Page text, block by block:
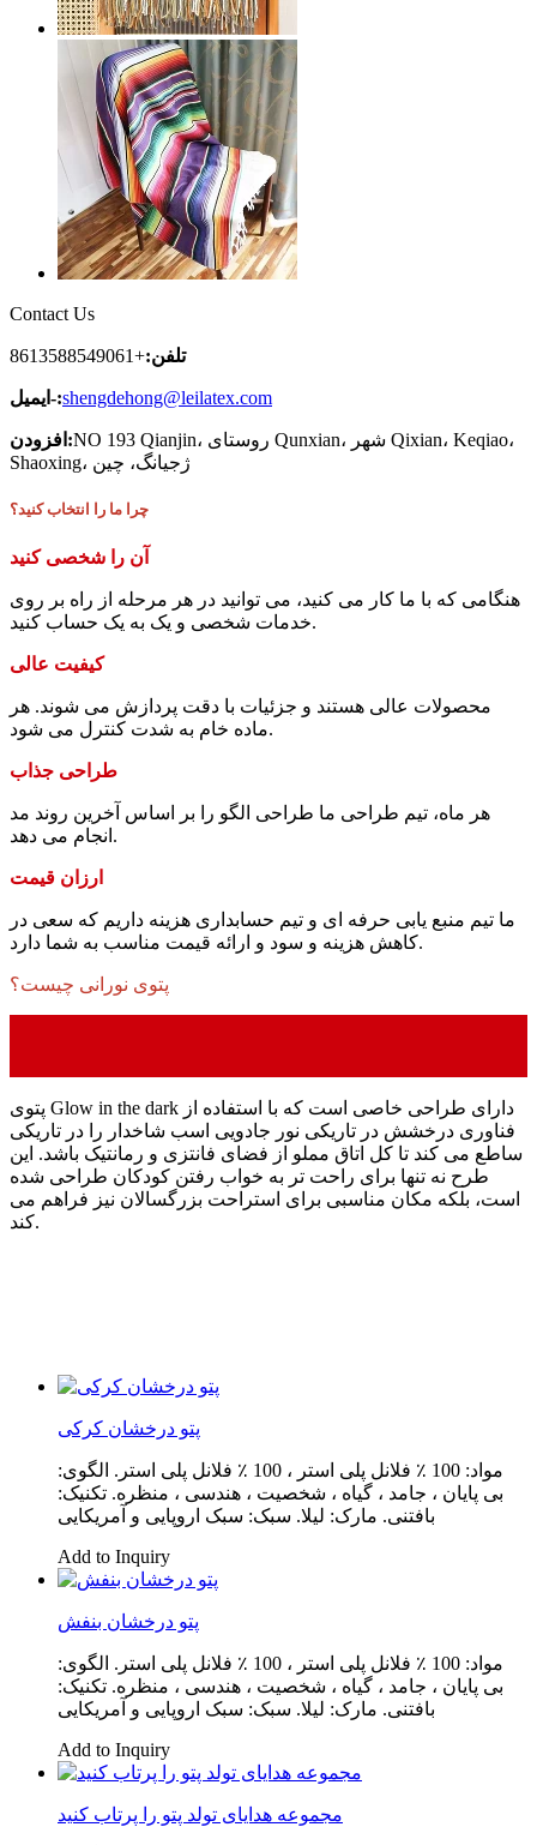
Contact Us
تلفن:+8613588549061
ایمیل-:shengdehong@leilatex.com
افزودن:NO 193 Qianjin، روستای Qunxian، شهر Qixian، Keqiao،
Shaoxing، ژجیانگ، چین
چرا ما را انتخاب کنید؟
آن را شخصی کنید
هنگامی که با ما کار می کنید، می توانید در هر مرحله از راه بر روی
خدمات شخصی و یک به یک حساب کنید.
کیفیت عالی
محصولات عالی هستند و جزئیات با دقت پردازش می شوند. هر
ماده خام به شدت کنترل می شود.
طراحی جذاب
هر ماه، تیم طراحی ما طراحی الگو را بر اساس آخرین روند مد
انجام می دهد.
ارزان قیمت
ما تیم منبع یابی حرفه ای و تیم حسابداری هزینه داریم که سعی در
کاهش هزینه و سود و ارائه قیمت مناسب به شما دارد.
پتوی نورانی چیست؟
پتوی Glow in the dark دارای طراحی خاصی است که با استفاده از
فناوری درخشش در تاریکی نور جادویی اسب شاخدار را در تاریکی
ساطع می کند تا کل اتاق مملو از فضای فانتزی و رمانتیک باشد. این
طرح نه تنها برای راحت تر به خواب رفتن کودکان طراحی شده
است، بلکه مکان مناسبی برای استراحت بزرگسالان نیز فراهم می
کند.
پتو درخشان کرکی
مواد: 100 ٪ فلانل پلی استر ، 100 ٪ فلانل پلی استر. الگوی:
بی پایان ، جامد ، گیاه ، شخصیت ، هندسی ، منظره. تکنیک:
بافتنی. مارک: لیلا. سبک: سبک اروپایی و آمریکایی
Add to Inquiry
پتو درخشان بنفش
مواد: 100 ٪ فلانل پلی استر ، 100 ٪ فلانل پلی استر. الگوی:
بی پایان ، جامد ، گیاه ، شخصیت ، هندسی ، منظره. تکنیک:
بافتنی. مارک: لیلا. سبک: سبک اروپایی و آمریکایی
Add to Inquiry
مجموعه هدایای تولد پتو را پرتاب کنید